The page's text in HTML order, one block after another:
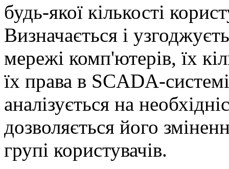
будь-якої кількості
Визначається і
мережі комп'ютерів, їх
їх права в SCADA-
аналізується на
дозволяється його
групі користувачів.